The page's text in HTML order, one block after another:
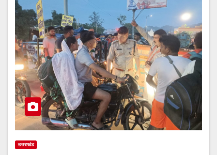
उत्तराखंड